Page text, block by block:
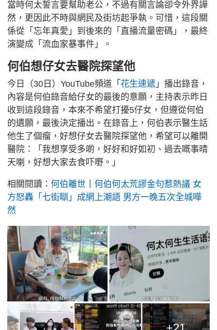
當時何太誓言要幫助老公，不過有關言論卻令外界譁
然，更因此不時與網民及街坊起爭執。可惜，這段關
係從「忘年真愛」到後來的「直播流量密碼」，最終
演變成「流血家暴事件」。
何伯想仔女去醫院探望他
今日（30日）YouTube頻道「 花生速遞 」播出錄音，
內容是何伯錄音給仔女的最後的意願，主持表示昨日
收到這段錄音，本來不希望打擾5仔女，但遵從何伯
的遺願，最後決定播出。在錄音上，何伯表示醫生話
他生了個瘤，好想仔女去醫院探望他，希望可以離開
醫院：「我想享受多啲，好好和好如初、過去嘅事晴
天喇，好想大家去食吓嘢。」
相關閱讀： 何伯離世丨何伯何太荒謬金句惹熱議 女
方怒轟「七街瞓」成網上潮語 男方一晚五次全城嘩
然